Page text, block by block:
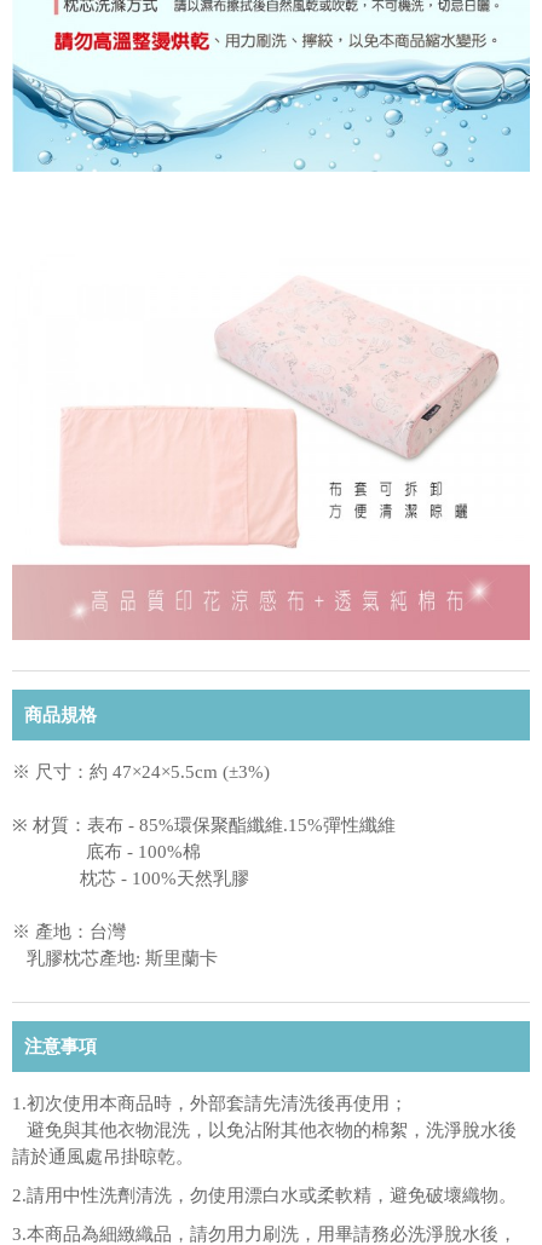
商品規格
※ 尺寸：約 47×24×5.5cm (±3%)
※ 材質：表布 - 85%環保聚酯纖維.15%彈性纖維
底布 - 100%棉
枕芯 - 100%天然乳膠
※ 產地：台灣
乳膠枕芯產地: 斯里蘭卡
注意事項
1.初次使用本商品時，外部套請先清洗後再使用；
避免與其他衣物混洗，以免沾附其他衣物的棉絮，洗淨脫水後
請於通風處吊掛晾乾。
2.請用中性洗劑清洗，勿使用漂白水或柔軟精，避免破壞織物。
3.本商品為細緻織品，請勿用力刷洗，用畢請務必洗淨脫水後，